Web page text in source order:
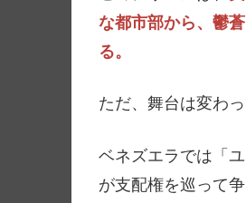
な都市部から、鬱
る。
ただ、舞台は変わ
ベネズエラでは「
が支配権を巡って